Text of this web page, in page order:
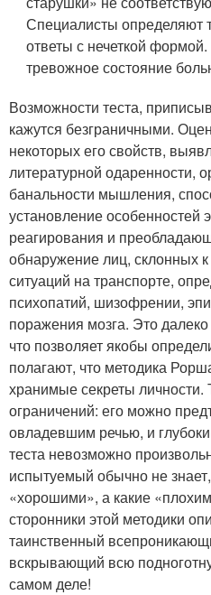
Специалисты определяют
ответы с нечеткой
тревожное состояние
Возможности теста,
кажутся безграничными.
некоторых его свойств,
литературной одаренности,
банальности мышления,
установление особенностей
реагирования и
обнаружение лиц, склонных
ситуаций на транспорте,
психопатий, шизофрении,
поражения мозга. Это
что позволяет якобы
полагают, что методика
хранимые секреты личности.
ограничений: его можно
овладевшим речью, и
теста невозможно
испытуемый обычно не
«хорошими», а какие
сторонники этой методики
таинственный
вскрывающий всю
самом деле!